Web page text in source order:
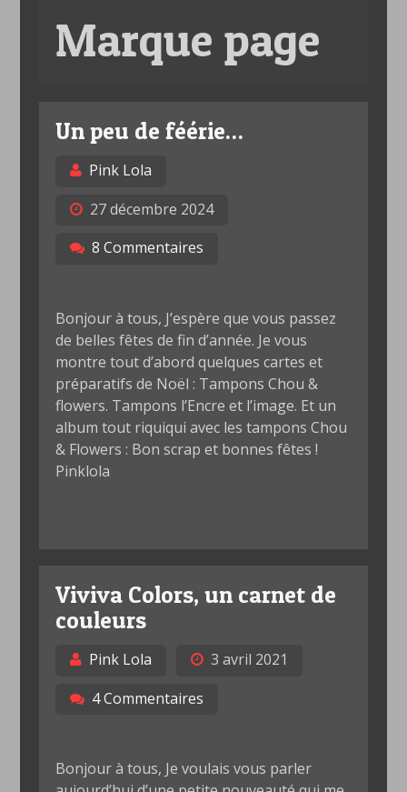
Marque page
Un peu de féérie…
Pink Lola
27 décembre 2024
8 Commentaires
Bonjour à tous, J’espère que vous passez
de belles fêtes de fin d’année. Je vous
montre tout d’abord quelques cartes et
préparatifs de Noël : Tampons Chou &
flowers. Tampons l’Encre et l’image. Et un
album tout riquiqui avec les tampons Chou
& Flowers : Bon scrap et bonnes fêtes !
Pinklola
Viviva Colors, un carnet de
couleurs
Pink Lola
3 avril 2021
4 Commentaires
Bonjour à tous, Je voulais vous parler